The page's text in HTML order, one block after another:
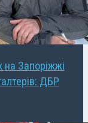
на Запоріжжі
ДБР